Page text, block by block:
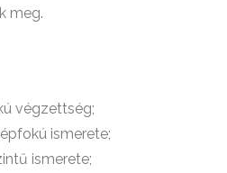
meg.
végzettség;
ismerete;
ismerete;